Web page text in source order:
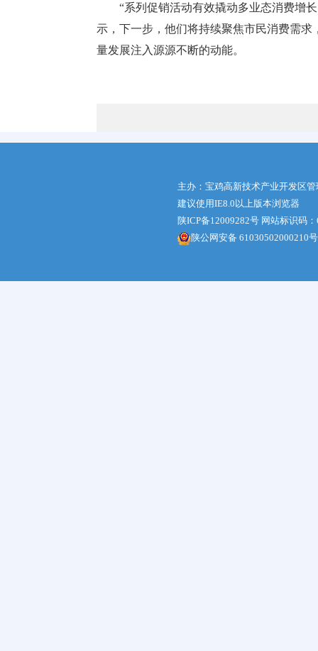
“系列促销活动有效撬动多业态消费增
示，下一步，他们将持续聚焦市民消费需
量发展注入源源不断的动能。
主办：宝鸡高新技术产业开发区
建议使用IE8.0以上版本浏览器
陕ICP备12009282号 网站标识码
陕公网安备 61030502000210号